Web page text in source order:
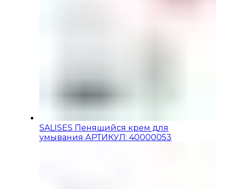
SALISES Пенящийся крем для
умывания АРТИКУЛ: 40000053